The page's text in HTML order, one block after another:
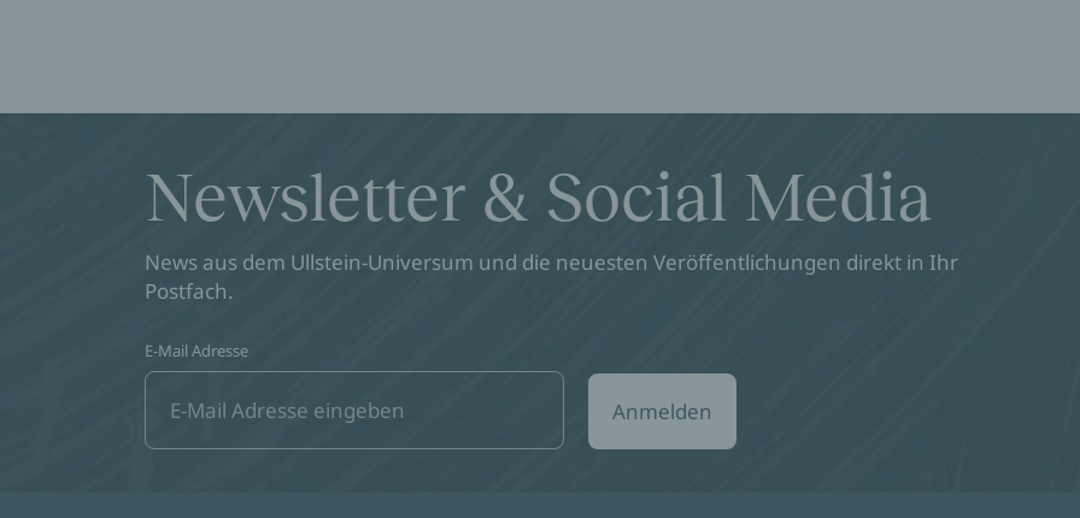
Newsletter & Social Media
News aus dem Ullstein-Universum und die neuesten Veröffentlichungen direkt in Ihr
Postfach.
E-Mail Adresse
Anmelden